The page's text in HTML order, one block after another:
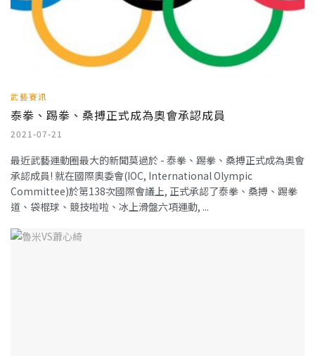
武藝賽訊
泰拳、踢拳、桑搏正式成為奧會承認成員
2021-07-21
最近武藝運動圈最大的新聞莫過於 - 泰拳、踢拳、桑搏正式成為奧會
承認成員! 就在國際奧委會(IOC, International Olympic
Committee)於第138次國際會議上, 正式承認了泰拳、桑搏、踢拳
道、袋棍球、競技啦啦、冰上滑盤六項運動, ...